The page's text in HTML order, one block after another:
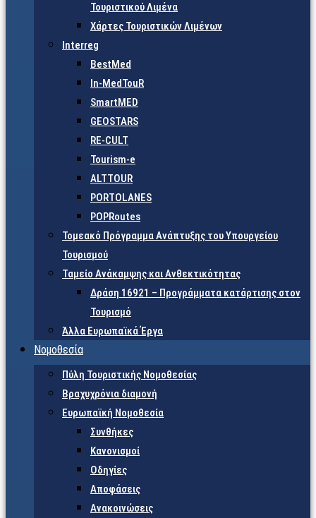
Τουριστικού Λιμένα
Χάρτες Τουριστικών Λιμένων
Interreg
BestMed
In-MedTouR
SmartMED
GEOSTARS
RE-CULT
Tourism-e
ALTTOUR
PORTOLANES
POPRoutes
Τομεακό Πρόγραμμα Ανάπτυξης του Υπουργείου
Τουρισμού
Ταμείο Ανάκαμψης και Ανθεκτικότητας
Δράση 16921 – Προγράμματα κατάρτισης στον
Τουρισμό
Άλλα Ευρωπαϊκά Έργα
Νομοθεσία
Πύλη Τουριστικής Νομοθεσίας
Βραχυχρόνια διαμονή
Ευρωπαϊκή Νομοθεσία
Συνθήκες
Κανονισμοί
Οδηγίες
Αποφάσεις
Ανακοινώσεις